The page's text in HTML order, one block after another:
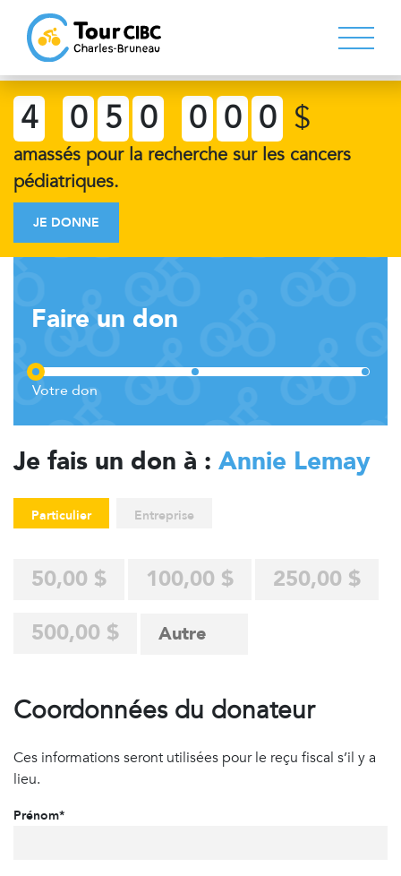
4 0 5 0 0 0 0 $
amassés pour la recherche sur les cancers
pédiatriques.
JE DONNE
Faire un don
Je fais un don à : Annie Lemay
Particulier Entreprise
50,00 $ 100,00 $
250,00 $
500,00 $
Coordonnées du donateur
Ces informations seront utilisées pour le reçu fiscal s’il y a
lieu.
Prénom*